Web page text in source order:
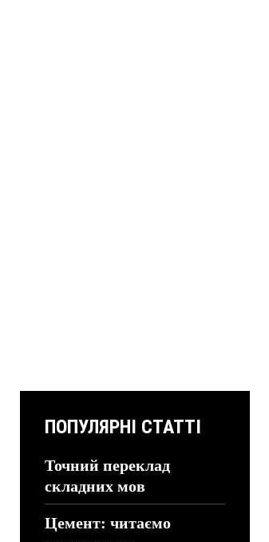
ПОПУЛЯРНІ СТАТТІ
Точний переклад
складних мов
Цемент: читаємо